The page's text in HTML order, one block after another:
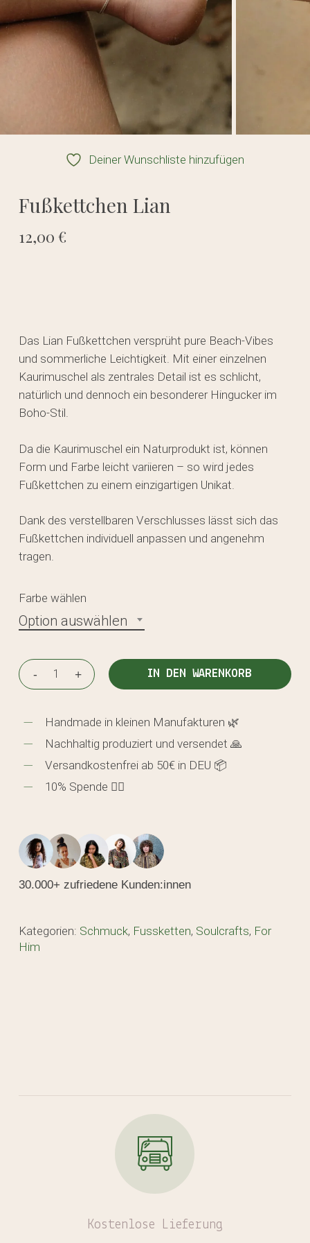
Deiner Wunschliste hinzufügen
Fußkettchen Lian
12,00 €
Das Lian Fußkettchen versprüht pure Beach-Vibes
und sommerliche Leichtigkeit. Mit einer einzelnen
Kaurimuschel als zentrales Detail ist es schlicht,
natürlich und dennoch ein besonderer Hingucker im
Boho-Stil.
Da die Kaurimuschel ein Naturprodukt ist, können
Form und Farbe leicht variieren – so wird jedes
Fußkettchen zu einem einzigartigen Unikat.
Dank des verstellbaren Verschlusses lässt sich das
Fußkettchen individuell anpassen und angenehm
tragen.
Farbe wählen
Option auswählen
IN DEN WARENKORB
Handmade in kleinen Manufakturen 🌿
Nachhaltig produziert und versendet 🙏
Versandkostenfrei ab 50€ in DEU 📦
10% Spende 🖐🏼
30.000+ zufriedene Kunden:innen
Kategorien: Schmuck, Fussketten, Soulcrafts, For
Him
Kostenlose Lieferung